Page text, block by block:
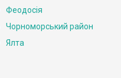
Феодосія
Чорноморський район
Ялта